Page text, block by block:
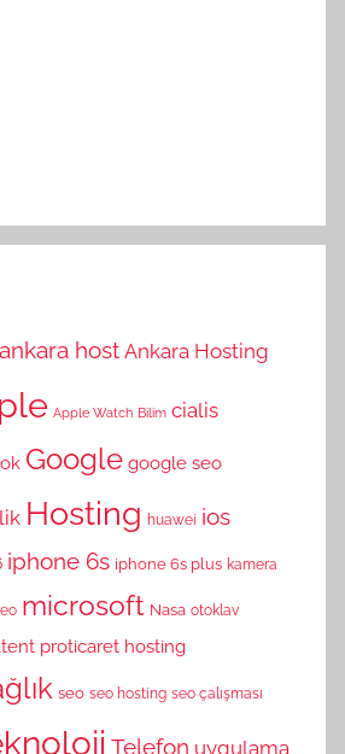
ankara host Ankara Hosting
Apple Watch Bilim cialis
Google google seo
Hosting huawei ios
iphone 6s iphone 6s plus kamera
microsoft Nasa otoklav
proticaret hosting
seo seo hosting seo çalışması
Telefon uygulama